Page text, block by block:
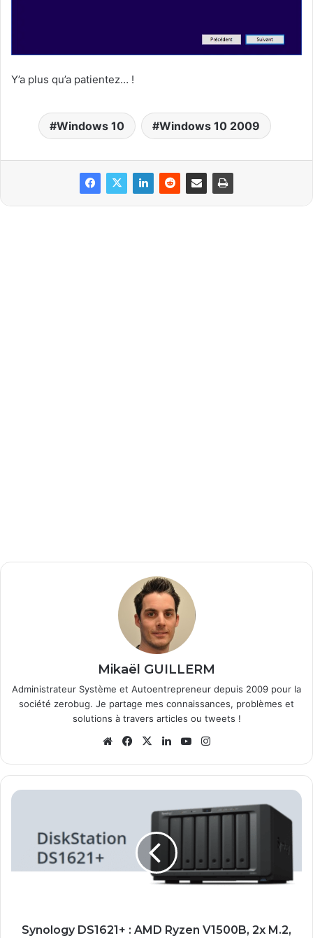
Y’a plus qu’a patientez… !
Windows 10 Windows 10 2009
Mikaël GUILLERM
Administrateur Système et Autoentrepreneur depuis 2009 pour la
société zerobug. Je partage mes connaissances, problèmes et
solutions à travers articles ou tweets !
WebsiteFacebook
X LinkedinYouTube
Synology
V1500B,
RJ45
Synology DS1621+ : AMD Ryzen V1500B, 2x M.2,